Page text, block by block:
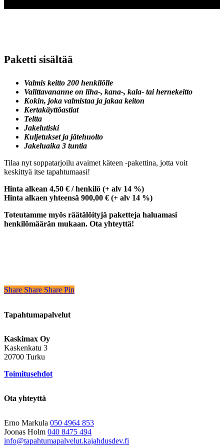
Paketti sisältää
Valmis keitto 200 henkilölle
Valittavananne on liha-, kana-, kala- tai hernekeitto
Kokin, joka valmistaa ja jakaa keiton
Kertakäyttöastiat
Teltta
Jakelutiski
Kuljetukset ja jätehuolto
Jakeluaika 3 tuntia
Tilaa nyt soppatarjoilu avaimet käteen -pakettina, jotta voit
keskittyä itse tapahtumaasi!
Hinta alkean 4,50 € / henkilö (+ alv 14 %)
Hinta alkaen yhteensä 900,00 € (+ alv 14 %)
Toteutamme myös räätälöityjä paketteja haluamasi
henkilömäärän mukaan. Ota yhteyttä!
Share
Share Share Share Pin
Tapahtumapalvelut
Kaskimax Oy
Kaskenkatu 3
20700 Turku
Toimitusehdot
Ota yhteyttä
Erno Markula 050 4964 853
Joonas Holm 040 8475 494
info@tapahtumapalvelut.kajahdusdev.fi